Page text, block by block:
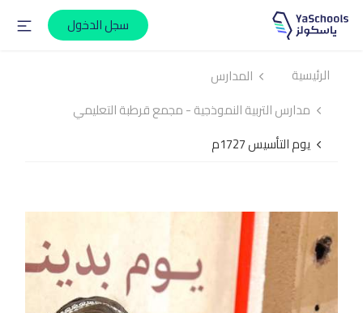
سجل الدخول
الرئيسية
المدارس
مدارس التربية النموذجية - مجمع قرطبة التعليمي
يوم التأسيس 1727م